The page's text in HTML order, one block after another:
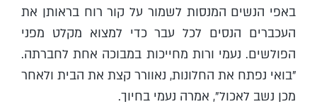
באפי הנשים המנסות לשמור על קור רוח בראותן את
העכברים הנסים לכל עבר כדי למצוא מקלט מפני
הפולשים. נעמי ורות מחייכות במבוכה אחת לחברתה.
"בואי נפתח את החלונות, נאוורר קצת את הבית ולאחר
מכן נשב לאכול", אמרה נעמי בחיוך.